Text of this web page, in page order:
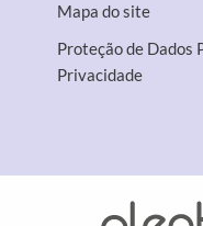
Mapa do site
Proteção de Dados
Privacidade